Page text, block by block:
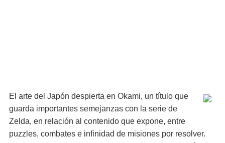
El arte del Japón despierta en Okami, un título que
guarda importantes semejanzas con la serie de
Zelda, en relación al contenido que expone, entre
puzzles, combates e infinidad de misiones por resolver.